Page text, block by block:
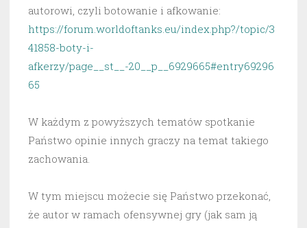
autorowi, czyli botowanie i afkowanie:
https://forum.worldoftanks.eu/index.php?/topic/3
41858-boty-i-
afkerzy/page__st__-20__p__6929665#entry69296
65
W każdym z powyższych tematów spotkanie
Państwo opinie innych graczy na temat takiego
zachowania.
W tym miejscu możecie się Państwo przekonać,
że autor w ramach ofensywnej gry (jak sam ją